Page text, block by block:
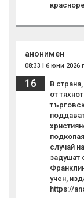
анонимен
08:33 | 6 юни 2026
16
В
от
случай
задушат
учен,
https://